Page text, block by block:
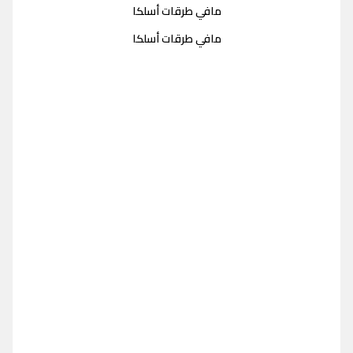
مافي طرقات أسلكا
مافي طرقات أسلكا